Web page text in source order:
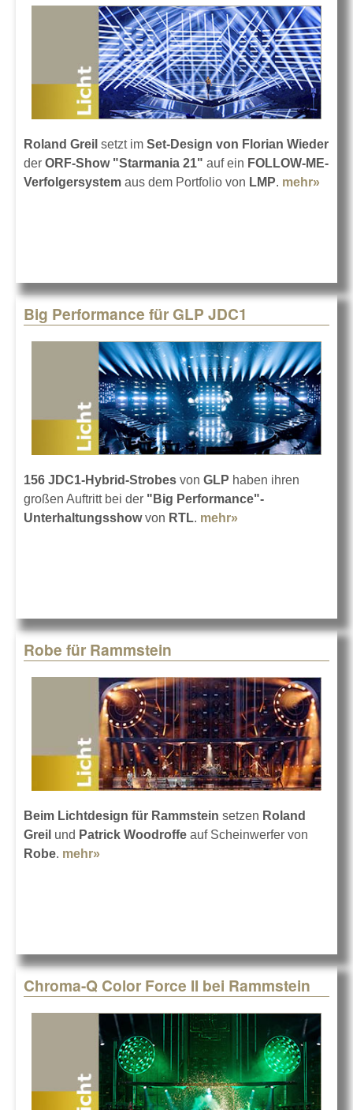
Roland Greil setzt im Set-Design von Florian Wieder
der ORF-Show "Starmania 21" auf ein FOLLOW-ME-
Verfolgersystem aus dem Portfolio von LMP. mehr»
Big Performance für GLP JDC1
156 JDC1-Hybrid-Strobes von GLP haben ihren
großen Auftritt bei der "Big Performance"-
Unterhaltungsshowvon RTL. mehr»
Robe für Rammstein
Beim Lichtdesign für Rammstein setzen Roland
Greil und Patrick Woodroffe auf Scheinwerfer von
Robe. mehr»
Chroma-Q Color Force II bei Rammstein